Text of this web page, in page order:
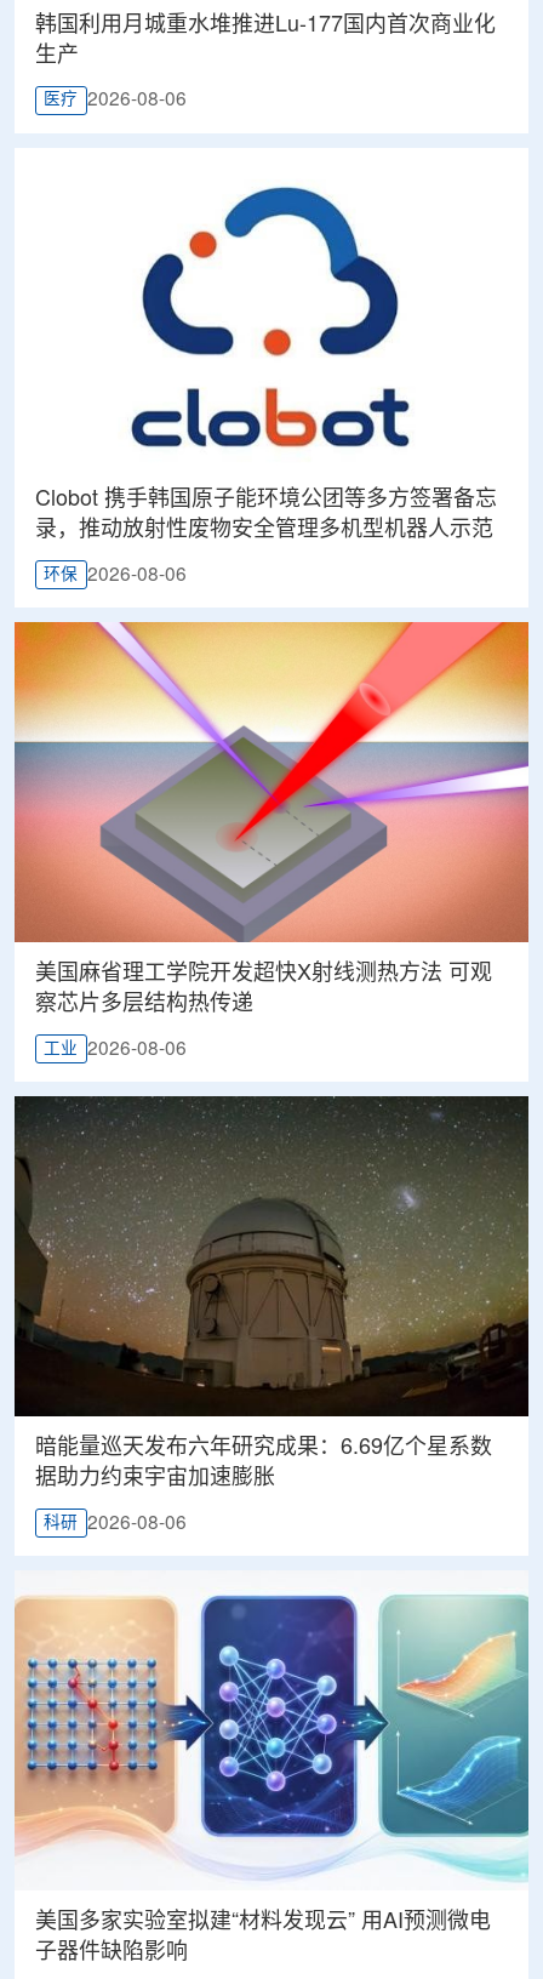
韩国利用月城重水堆推进Lu-177国内首次商业化
生产
医疗 2026-08-06
Clobot 携手韩国原子能环境公团等多方签署备忘
录，推动放射性废物安全管理多机型机器人示范
环保 2026-08-06
美国麻省理工学院开发超快X射线测热方法 可观
察芯片多层结构热传递
工业 2026-08-06
暗能量巡天发布六年研究成果：6.69亿个星系数
据助力约束宇宙加速膨胀
科研 2026-08-06
美国多家实验室拟建“材料发现云” 用AI预测微电
子器件缺陷影响